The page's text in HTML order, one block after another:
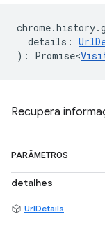
chrome.history.
details :
) : Promise<
Recupera
PARÂMETROS
detalhes
UrlDetails